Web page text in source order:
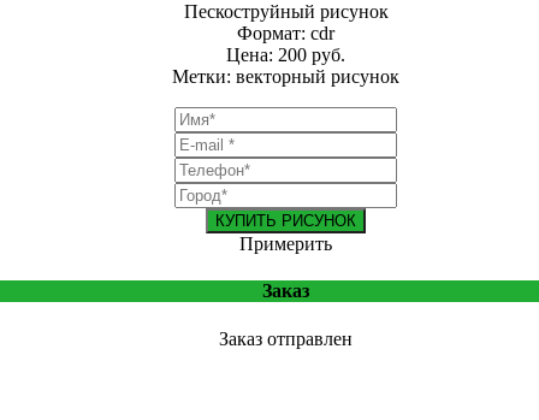
Пескоструйный рисунок
Формат: cdr
Цена: 200 руб.
Метки: векторный рисунок
КУПИТЬ РИСУНОК
Примерить
Заказ
Заказ отправлен